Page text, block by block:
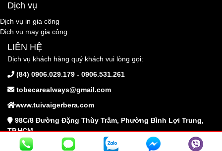
Dịch vụ
Dịch vụ in gia công
Dịch vụ may gia công
LIÊN HỆ
Dịch vụ khách hàng quý khách vui lòng gọi:
(84) 0906.029.179 - 0906.531.261
tobecarealways@gmail.com
www.tuivaigerbera.com
98C/8 Đường Đặng Thùy Trâm, Phường Bình Lợi Trung,
TP.HCM